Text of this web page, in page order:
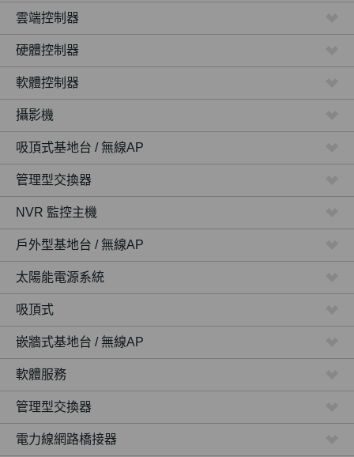
雲端控制器
硬體控制器
軟體控制器
攝影機
吸頂式基地台 / 無線AP
管理型交換器
NVR 監控主機
戶外型基地台 / 無線AP
太陽能電源系統
吸頂式
嵌牆式基地台 / 無線AP
軟體服務
管理型交換器
電力線網路橋接器